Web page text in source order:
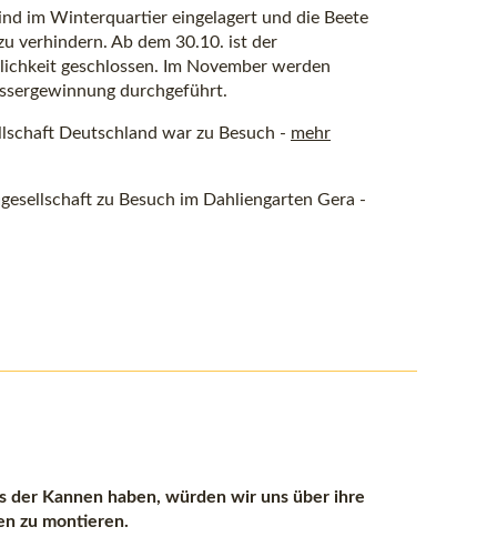
im Winterquartier eingelagert und die Beete
verhindern. Ab dem 30.10. ist der
geschlossen. Im November werden
durchgeführt.
Deutschland war zu Besuch - mehr
zu Besuch im Dahliengarten Gera -
der Kannen haben, würden wir uns über ihre
zu montieren.